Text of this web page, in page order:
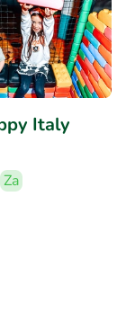
Italy
Za